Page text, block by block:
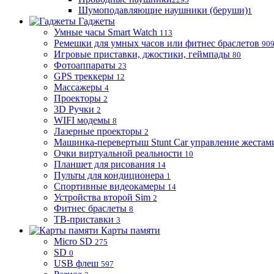
Шумоподавляющие наушники (беруши)1
Гаджеты
Умные часы Smart Watch 113
Ремешки для умных часов или фитнес браслетов 909
Игровые приставки, джостики, геймпады 80
Фотоаппараты 23
GPS треккеры 12
Массажеры 4
Проекторы 2
3D Ручки 2
WIFI модемы 8
Лазерные проекторы 2
Машинка-перевертыш Stunt Car управление
Очки виртуальной реальности 10
Планшет для рисования 14
Пульты для кондиционера 1
Спортивные видеокамеры 14
Устройства второй Sim 2
Фитнес браслеты 8
ТВ-приставки 3
Карты памяти
Micro SD 275
SD 0
USB флеш 597